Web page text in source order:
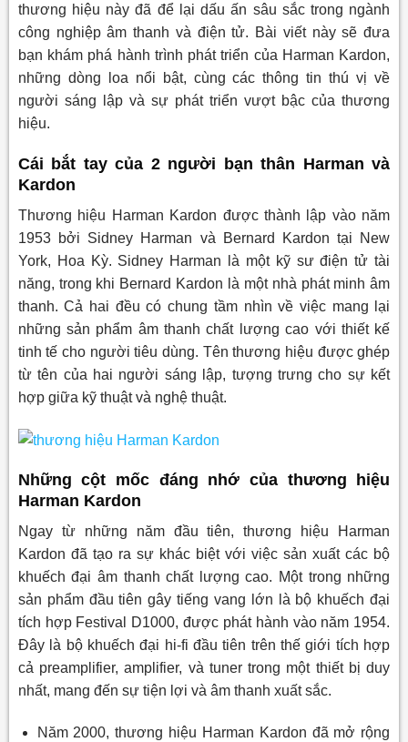
thương hiệu này đã để lại dấu ấn sâu sắc trong ngành
công nghiệp âm thanh và điện tử. Bài viết này sẽ đưa
bạn khám phá hành trình phát triển của Harman Kardon,
những dòng loa nổi bật, cùng các thông tin thú vị về
người sáng lập và sự phát triển vượt bậc của thương
hiệu.
Cái bắt tay của 2 người bạn thân Harman và
Kardon
Thương hiệu Harman Kardon được thành lập vào năm
1953 bởi Sidney Harman và Bernard Kardon tại New
York, Hoa Kỳ. Sidney Harman là một kỹ sư điện tử tài
năng, trong khi Bernard Kardon là một nhà phát minh âm
thanh. Cả hai đều có chung tầm nhìn về việc mang lại
những sản phẩm âm thanh chất lượng cao với thiết kế
tinh tế cho người tiêu dùng. Tên thương hiệu được ghép
từ tên của hai người sáng lập, tượng trưng cho sự kết
hợp giữa kỹ thuật và nghệ thuật.
Những cột mốc đáng nhớ của thương hiệu
Harman Kardon
Ngay từ những năm đầu tiên, thương hiệu Harman
Kardon đã tạo ra sự khác biệt với việc sản xuất các bộ
khuếch đại âm thanh chất lượng cao. Một trong những
sản phẩm đầu tiên gây tiếng vang lớn là bộ khuếch đại
tích hợp Festival D1000, được phát hành vào năm 1954.
Đây là bộ khuếch đại hi-fi đầu tiên trên thế giới tích hợp
cả preamplifier, amplifier, và tuner trong một thiết bị duy
nhất, mang đến sự tiện lợi và âm thanh xuất sắc.
Năm 2000, thương hiệu Harman Kardon đã mở rộng